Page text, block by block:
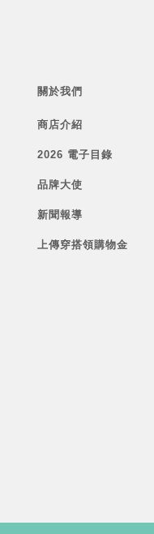
關於我們
商店介紹
2026 電子目錄
品牌大使
新聞報導
上傳穿搭領購物金